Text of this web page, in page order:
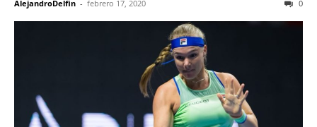
AlejandroDelfin - febrero 17, 2020 0